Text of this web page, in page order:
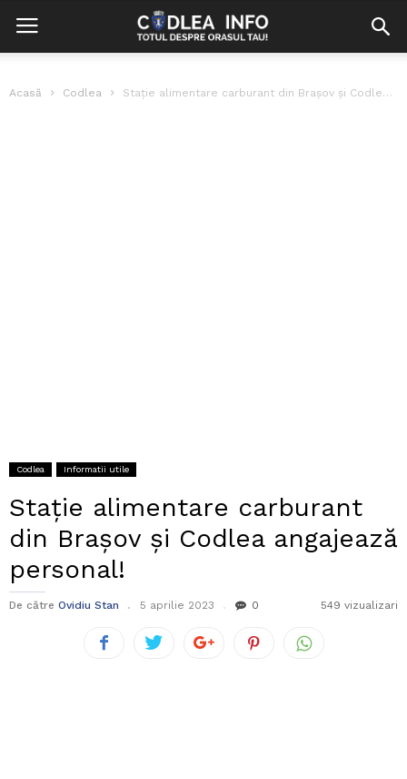
Acasă Codlea Stație alimentare carburant din Brașov și Codlea angajează personal!
Codlea Informatii utile
Stație alimentare carburant
din Brașov și Codlea angajează
personal!
De către Ovidiu Stan 5 aprilie 2023 0 549 vizualizari